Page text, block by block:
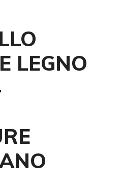
LEGNO